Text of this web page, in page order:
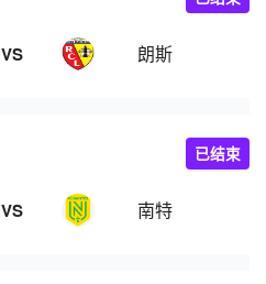
VS 朗斯
VS 南特
已结束